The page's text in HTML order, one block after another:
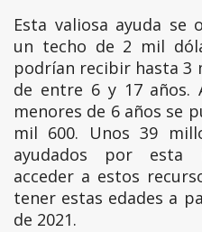
Esta valiosa ayuda se
un techo de 2 mil
podrían recibir hasta 3
de entre 6 y 17 años.
menores de 6 años se
mil 600. Unos 39
ayudados por esta
acceder a estos
tener estas edades a
de 2021.